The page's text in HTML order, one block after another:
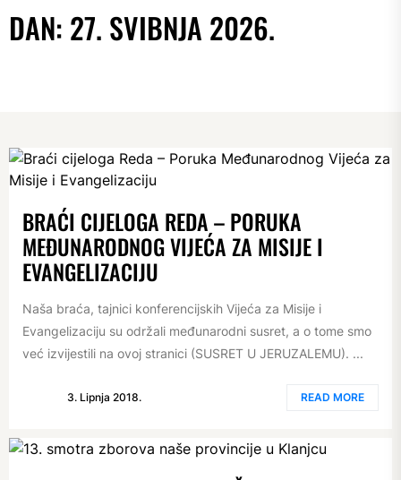
DAN: 27. SVIBNJA 2026.
BRAĆI CIJELOGA REDA – PORUKA
MEĐUNARODNOG VIJEĆA ZA MISIJE I
EVANGELIZACIJU
Naša braća, tajnici konferencijskih Vijeća za Misije i
Evangelizaciju su održali međunarodni susret, a o tome smo
već izvijestili na ovoj stranici (SUSRET U JERUZALEMU). ...
3. Lipnja 2018. READ MORE